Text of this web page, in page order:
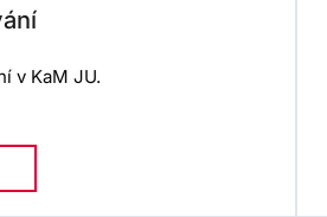
v KaM JU.